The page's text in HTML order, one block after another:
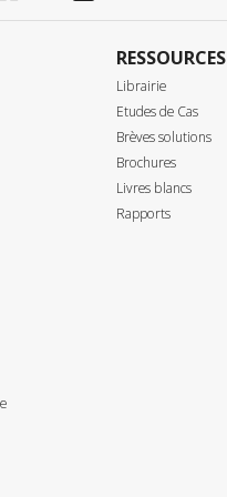
RESSOURCES
Librairie
Etudes de Cas
Brèves solutions
Brochures
Livres blancs
Rapports